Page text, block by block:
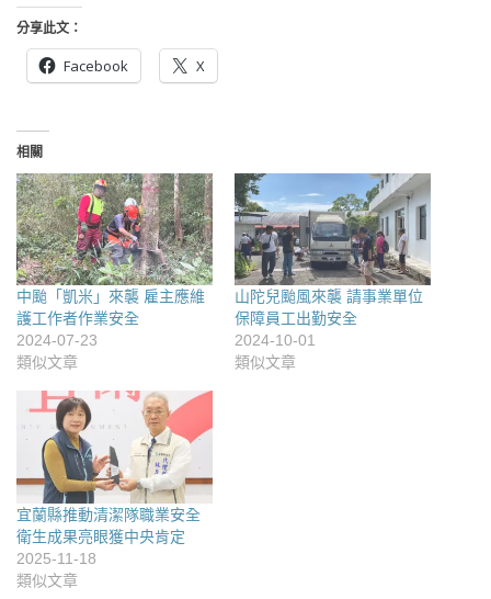
分享此文：
Facebook X
相關
中颱「凱米」來襲 雇主應維
護工作者作業安全
2024-07-23
類似文章
山陀兒颱風來襲 請事業單位
保障員工出勤安全
2024-10-01
類似文章
宜蘭縣推動清潔隊職業安全
衛生成果亮眼獲中央肯定
2025-11-18
類似文章